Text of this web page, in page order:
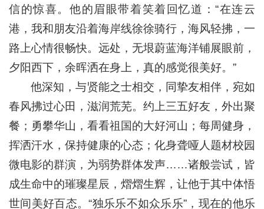
信的惊喜。他的眉眼带着笑着回忆道：“在连云
港，我和朋友沿着海岸线徐徐骑行，海风轻拂，一
路上心情很畅快。远处，无垠蔚蓝海洋铺展眼前，
夕阳西下，余晖洒在身上，真的感觉很美好。”
他深知，与贤能之士相交，同挚友相伴，宛如
春风拂过心田，滋润荒芜。约上三五好友，外出聚
餐；勇攀华山，看看祖国的大好河山；每周健身，
挥洒汗水，保持健康的心态；化身聋哑人题材校园
微电影的群演，为弱势群体发声……诸般尝试，皆
成生命中的璀璨星辰，熠熠生辉，让他于其中体悟
世间美好百态。“独乐乐不如众乐乐”，现在的他乐